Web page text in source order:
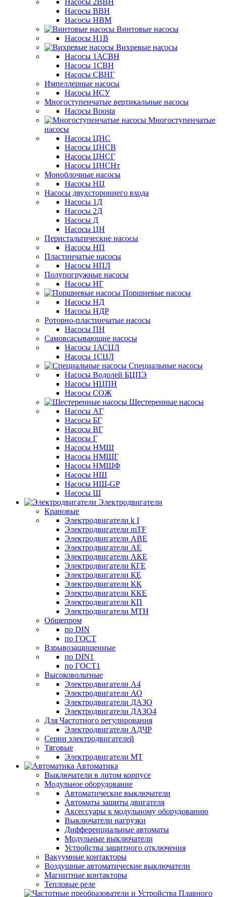
Насосы 2ВВН
Насосы ВВН
Насосы НВМ
Винтовые насосы
Насосы Н1В
Вихревые насосы
Насосы 1АСВН
Насосы 1СВН
Насосы СВНГ
Импеллерные насосы
Насосы НСУ
Многоступенчатые вертикальные насосы
Насосы Boosta
Многоступенчатые
насосы
Насосы ЦНС
Насосы ЦНСВ
Насосы ЦНСГ
Насосы ЦНСНт
Моноблочные насосы
Насосы НЦ
Насосы двухстороннего входа
Насосы 1Д
Насосы 2Д
Насосы Д
Насосы ЦН
Перистальтические насосы
Насосы НП
Пластинчатые насосы
Насосы НПЛ
Полупогружные насосы
Насосы НГ
Поршневые насосы
Насосы НД
Насосы НДР
Роторно-пластинчатые насосы
Насосы ПН
Самовсасывающие насосы
Насосы 1АСЦЛ
Насосы 1СЦЛ
Специальные насосы
Насосы Водолей БЦПЭ
Насосы НЦПН
Насосы СОЖ
Шестеренные насосы
Насосы АГ
Насосы БГ
Насосы ВГ
Насосы Г
Насосы НМШ
Насосы НМШГ
Насосы НМШФ
Насосы НШ
Насосы НШ-GP
Насосы Ш
Электродвигатели
Крановые
Электродвигатели k I
Электродвигатели mTF
Электродвигатели АВЕ
Электродвигатели АЕ
Электродвигатели АКЕ
Электродвигатели КГЕ
Электродвигатели КЕ
Электродвигатели КК
Электродвигатели ККЕ
Электродвигатели КП
Электродвигатели МТН
Общепром
по DIN
по ГОСТ
Взрывозащищенные
по DIN1
по ГОСТ1
Высоковольтные
Электродвигатели А4
Электродвигатели АО
Электродвигатели ДАЗО
Электродвигатели ДАЗО4
Для Частотного регулирования
Электродвигатели АДЧР
Серии электродвигателей
Тяговые
Электродвигатели МТ
Автоматика
Выключатели в литом корпусе
Модульное оборудование
Автоматические выключатели
Автоматы защиты двигателя
Аксессуары к модульному оборудованию
Выключатели нагрузки
Дифференциальные автоматы
Модульные выключатели
Устройства защитного отключения
Вакуумные контакторы
Воздушные автоматические выключатели
Магнитные контакторы
Тепловые реле